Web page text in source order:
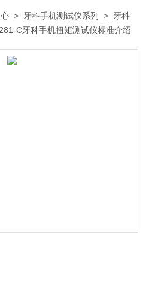
> 牙科手机测试仪系列 > 牙科
C牙科手机扭矩测试仪标准介绍